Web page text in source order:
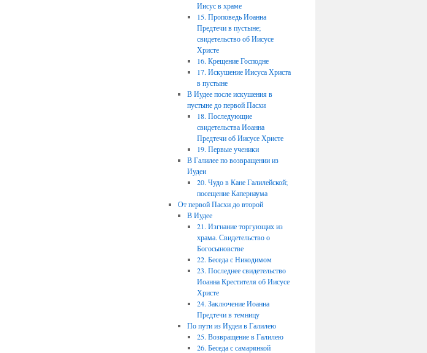
Иисус в храме
15. Проповедь Иоанна
Предтечи в пустыне;
свидетельство об Иисусе
Христе
16. Крещение Господне
17. Искушение Иисуса Христа
в пустыне
В Иудее после искушения в
пустыне до первой Пасхи
18. Последующие
свидетельства Иоанна
Предтечи об Иисусе Христе
19. Первые ученики
В Галилее по возвращении из
Иудеи
20. Чудо в Кане Галилейской;
посещение Капернаума
От первой Пасхи до второй
В Иудее
21. Изгнание торгующих из
храма. Свидетельство о
Богосыновстве
22. Беседа с Никодимом
23. Последнее свидетельство
Иоанна Крестителя об Иисусе
Христе
24. Заключение Иоанна
Предтечи в темницу
По пути из Иудеи в Галилею
25. Возвращение в Галилею
26. Беседа с самарянкой